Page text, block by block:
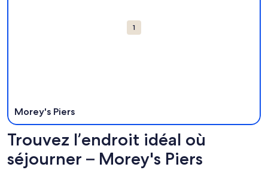
1
Morey's Piers
Trouvez l’endroit idéal où
séjourner – Morey's Piers